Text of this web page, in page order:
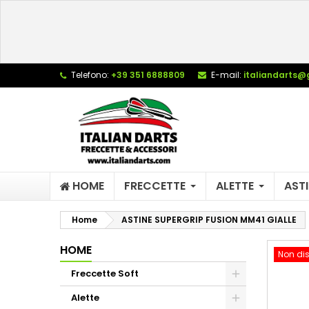
Telefono: +39 351 6888809 E-mail:
HOME FRECCETTE ALETTE
Home ASTINE SUPERGRIP FUSION MM41 GIALLE
HOME
Freccette Soft
Alette
Non
add_circle_outline